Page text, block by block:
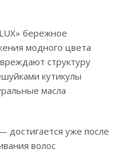
бережное
модного цвета
структуру
кутикулы
масла
достигается уже после
волос